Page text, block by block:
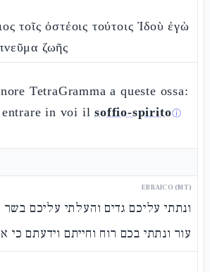
τοῖς ὀστέοις τούτοις Ἰδοὺ ἐγὼ
ζωῆς
TetraGramma a queste ossa:
entrare in voi ilsoffio-spiritoⓘ
EBRAICO (MT)
ונתתי עליכם גדים והעלתי עליכם
עור ונתתי בכם רוח וחייתם וידעתם כי